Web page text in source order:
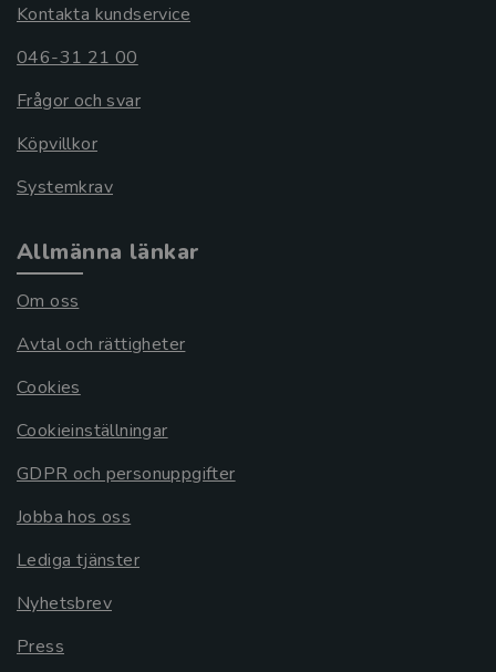
Kontakta kundservice
046-31 21 00
Frågor och svar
Köpvillkor
Systemkrav
Allmänna länkar
Om oss
Avtal och rättigheter
Cookies
Cookieinställningar
GDPR och personuppgifter
Jobba hos oss
Lediga tjänster
Nyhetsbrev
Press